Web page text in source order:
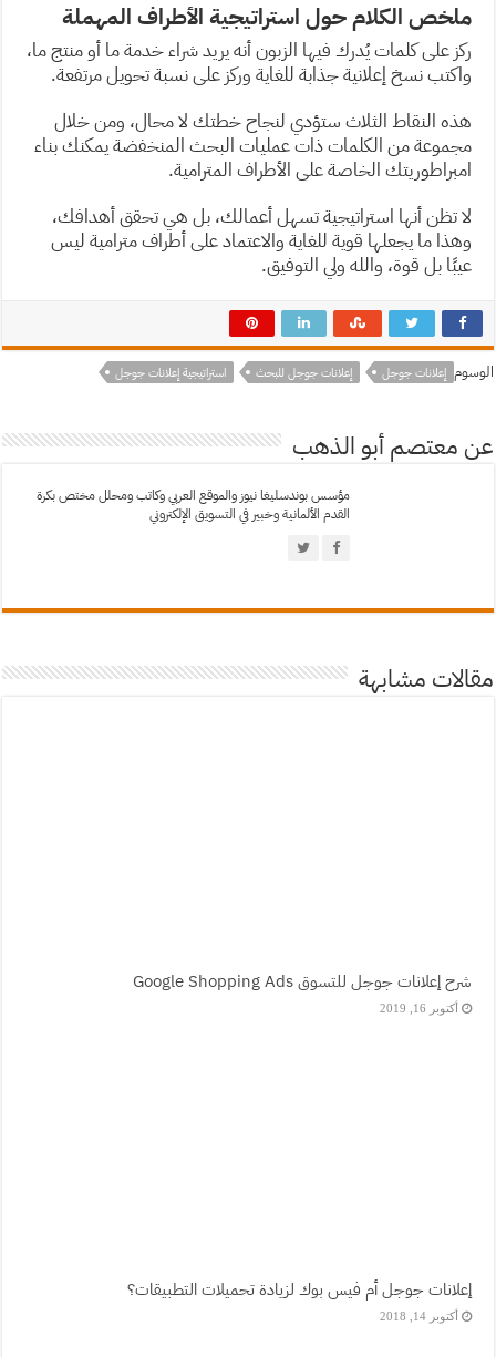
ملخص الكلام حول استراتيجية الأطراف المهملة
ركز على كلمات يُدرك فيها الزبون أنه يريد شراء خدمة ما أو منتج ما،
واكتب نسخ إعلانية جذابة للغاية وركز على نسبة تحويل مرتفعة.
هذه النقاط الثلاث ستؤدي لنجاح خطتك لا محال، ومن خلال
مجموعة من الكلمات ذات عمليات البحث المنخفضة يمكنك بناء
امبراطوريتك الخاصة على الأطراف المترامية.
لا تظن أنها استراتيجية تسهل أعمالك، بل هي تحقق أهدافك،
وهذا ما يجعلها قوية للغاية والاعتماد على أطراف مترامية ليس
عيبًا بل قوة، والله ولي التوفيق.
الوسوم إعلانات جوجل إعلانات جوجل للبحث استراتيجية إعلانات جوجل
عن معتصم أبو الذهب
مؤسس بوندسليغا نيوز والموقع العربي وكاتب ومحلل مختص بكرة
القدم الألمانية وخبير في التسويق الإلكتروني
مقالات مشابهة
شرح إعلانات جوجل للتسوق Google Shopping Ads
أكتوبر 16, 2019
إعلانات جوجل أم فيس بوك لزيادة تحميلات التطبيقات؟
أكتوبر 14, 2018